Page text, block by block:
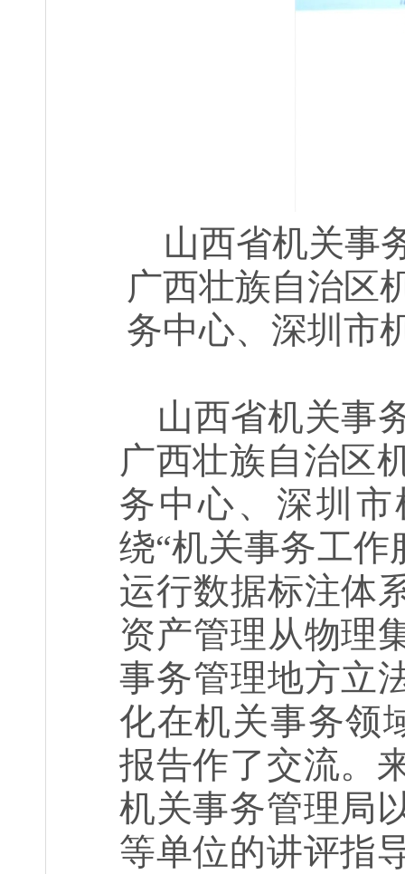
山西省机关事
广西壮族自治区
务中心、深圳市
山西省机关事
广西壮族自治区
务中心、深圳
绕“机关事务工作
运行数据标注体
资产管理从物理
事务管理地方立
化在机关事务领
报告作了交流。
机关事务管理局
等单位的讲评指